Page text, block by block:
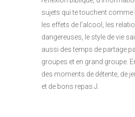
sujets qui te touchent comme
les effets de l’alcool, les
dangereuses, le style de vie
aussi des temps de partage
groupes et en grand groupe.
des moments de détente, de
et de bons repas J.